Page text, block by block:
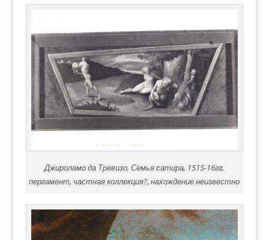
Джироламо да Тревизо, Семья сатира, 1515-16гг,
пергамент, частная коллекция?, нахождение неизвестно